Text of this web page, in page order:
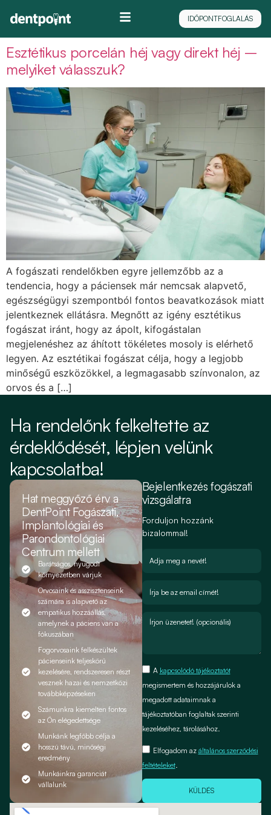
IDŐPONTFOGLALÁS
Címke: direkt héj
Esztétikus porcelán héj vagy direkt héj –
melyiket válasszuk?
A fogászati rendelőkben egyre jellemzőbb az a
tendencia, hogy a páciensek már nemcsak alapvető,
egészségügyi szempontból fontos beavatkozások miatt
jelentkeznek ellátásra. Megnőtt az igény esztétikus
fogászat iránt, hogy az ápolt, kifogástalan
megjelenéshez az áhított tökéletes mosoly is elérhető
legyen. Az esztétikai fogászat célja, hogy a legjobb
minőségű eszközökkel, a legmagasabb színvonalon, az
orvos és a […]
Ha rendelőnk felkeltette az
érdeklődését, lépjen velünk
kapcsolatba!
Hat meggyőző érv a
DentPoint Fogászati,
Implantológiai és
Parondontológiai
Centrum mellett
Barátságos, nyugodt
környezetben várjuk
Orvosaink és asszisztenseink
számára is alapvető az
empatikus hozzáállás,
amelynek a páciens van a
fókuszában
Fogorvosaink felkészültek
pácienseink teljeskörű
kezelésére, rendszeresen részt
vesznek hazai és nemzetközi
továbbképzéseken
Számunkra kiemelten fontos
az Ön elégedettsége
Munkánk legfőbb célja a
hosszú távú, minőségi
eredmény
Munkáinkra garanciát
vállalunk
Bejelentkezés fogászati
vizsgálatra
Forduljon hozzánk
bizalommal!
A kapcsolódó tájékoztatót
megismertem és hozzájárulok a
megadott adataimnak a
tájékoztatóban foglaltak szerinti
kezeléséhez, tárolásához.
Elfogadom az általános szerződési
feltételeket.
KÜLDÉS